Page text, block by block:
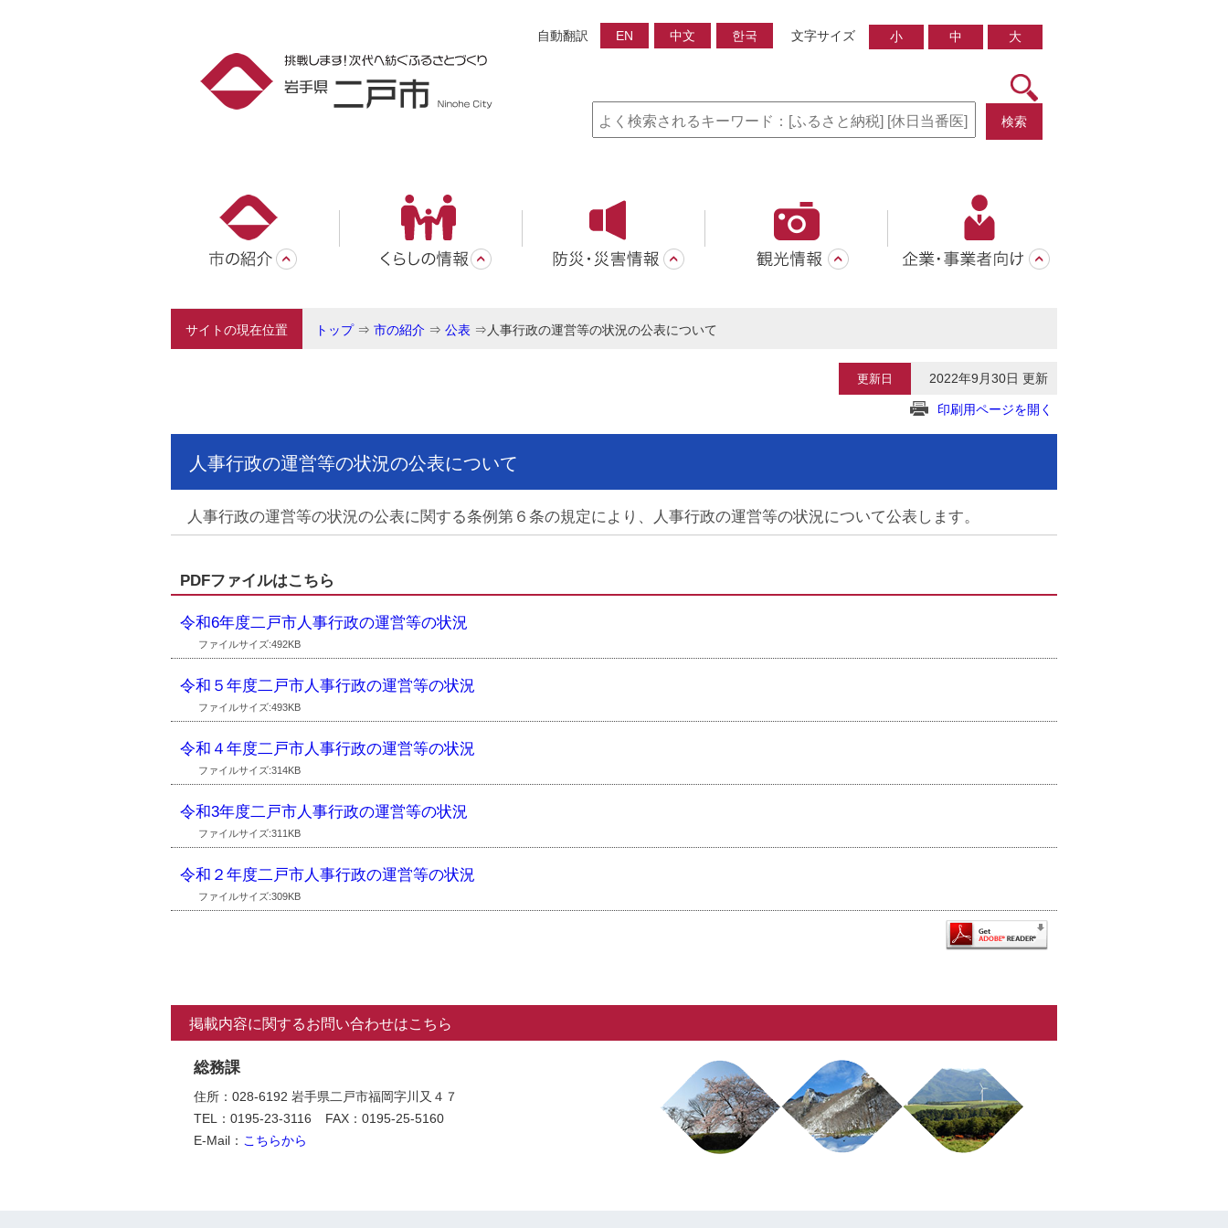
自動翻訳 EN 中文 한국 文字サイズ 小 中 大
検索
サイトの現在位置 トップ⇒ 市の紹介 ⇒ 公表 ⇒人事行政の運営等の状況の公表について
更新日 2022年9月30日 更新
印刷用ページを開く
人事行政の運営等の状況の公表について
人事行政の運営等の状況の公表に関する条例第６条の規定により、人事行政の運営等の状況について公表します。
PDFファイルはこちら
令和6年度二戸市人事行政の運営等の状況
ファイルサイズ:492KB
令和５年度二戸市人事行政の運営等の状況
ファイルサイズ:493KB
令和４年度二戸市人事行政の運営等の状況
ファイルサイズ:314KB
令和3年度二戸市人事行政の運営等の状況
ファイルサイズ:311KB
令和２年度二戸市人事行政の運営等の状況
ファイルサイズ:309KB
掲載内容に関するお問い合わせはこちら
総務課
住所：028-6192 岩手県二戸市福岡字川又４７
TEL：0195-23-3116
FAX：0195-25-5160
E-Mail： こちらから